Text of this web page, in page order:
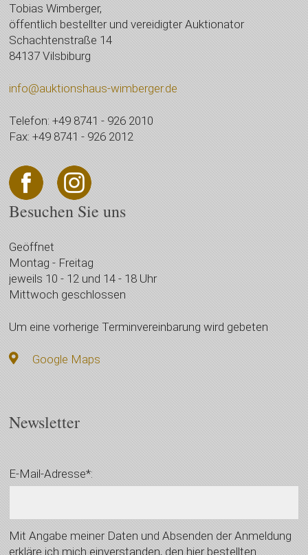
Tobias Wimberger,
öffentlich bestellter und vereidigter Auktionator
Schachtenstraße 14
84137 Vilsbiburg
info@auktionshaus-wimberger.de
Telefon: +49 8741 - 926 2010
Fax: +49 8741 - 926 2012
Besuchen Sie uns
Geöffnet
Montag - Freitag
jeweils 10 - 12 und 14 - 18 Uhr
Mittwoch geschlossen
Um eine vorherige Terminvereinbarung wird gebeten
Google Maps
Newsletter
E-Mail-Adresse*:
Mit Angabe meiner Daten und Absenden der Anmeldung
erkläre ich mich einverstanden, den hier bestellten